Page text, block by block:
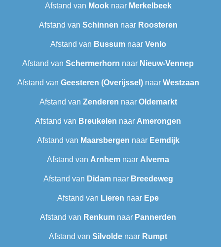
Afstand van Mooknaar Merkelbeek
Afstand van Schinnen naar Roosteren
Afstand van Bussumnaar Venlo
Afstand van Schermerhorn naar Nieuw-Vennep
Afstand van Geesteren (Overijssel)naar Westzaan
Afstand van Zenderen naar Oldemarkt
Afstand van Breukelen naar Amerongen
Afstand van Maarsbergen naar Eemdijk
Afstand van Arnhem naar Alverna
Afstand van Didamnaar Breedeweg
Afstand van Lieren naar Epe
Afstand van Renkum naar Pannerden
Afstand van Silvolde naar Rumpt